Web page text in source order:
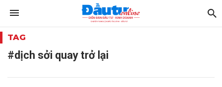
TAG
#dịch sởi quay trở lại